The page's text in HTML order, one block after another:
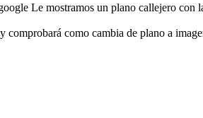
Le mostramos un plano callejero
como cambia de plano a